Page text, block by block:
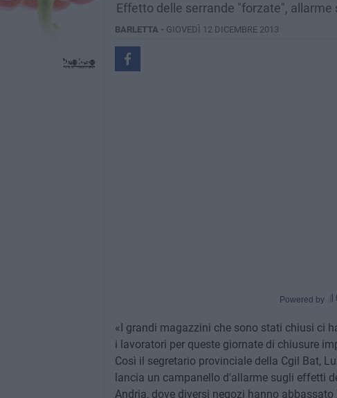
Effetto delle serrande "forzate",
BARLETTA - GIOVEDÌ 12 DICEMBRE 2013
Powered by
«I grandi magazzini che sono stati chiusi ci
i lavoratori per queste giornate di chiusure
Così il segretario provinciale della Cgil Bat,
lancia un campanello d'allarme sugli effetti
Andria, dove diversi negozi hanno